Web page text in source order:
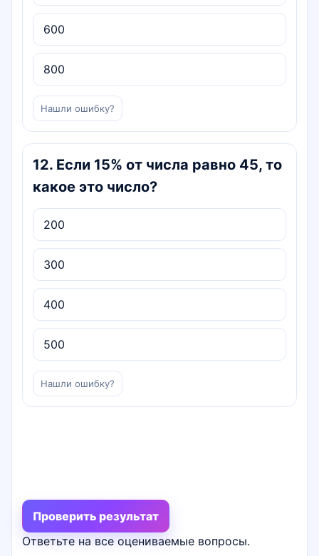
600
800
Нашли ошибку?
12. Если 15% от числа равно 45, то
какое это число?
200
300
400
500
Нашли ошибку?
Проверить результат
Ответьте на все оцениваемые вопросы.